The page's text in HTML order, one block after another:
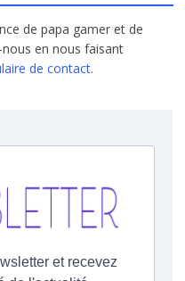
de papa gamer et de
en nous faisant
de contact.